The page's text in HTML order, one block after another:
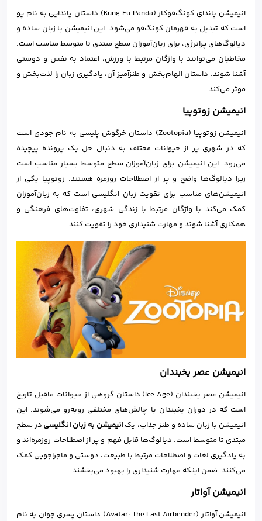
انیمیشن پاندای کونگ‌فوکار (Kung Fu Panda) داستان پاندایی به نام پو
است که تبدیل به قهرمان کونگ‌فو می‌شود. این انیمیشن با زبان ساده و
دیالوگ‌های پرانرژی، برای زبان‌آموزان سطح مبتدی تا متوسط مناسب است.
مخاطبان می‌توانند با واژگان مرتبط با ورزش، اعتماد به نفس و دوستی
آشنا شوند. داستان الهام‌بخش و طنزآمیز آن، یادگیری زبان را لذت‌بخش و
موثر می‌کند.
انیمیشن زوتوپیا
انیمیشن زوتوپیا (Zootopia) داستان خرگوش پلیسی به نام جودی است
که در شهری پر از حیوانات مختلف به دنبال حل یک پرونده پیچیده
می‌رود. این انیمیشن برای زبان‌آموزان سطح متوسط بسیار مناسب است
زیرا دیالوگ‌ها واضح و پر از اصطلاحات روزمره هستند. زوتوپیا یکی از
انیمیشن‌های مناسب برای تقویت زبان انگلیسی است که به زبان‌آموزان
کمک می‌کند با واژگان مرتبط با زندگی شهری، تفاوت‌های فرهنگی و
همکاری آشنا شوند و مهارت شنیداری خود را تقویت کنند.
انیمیشن عصر یخبندان
انیمیشن عصر یخبندان (Ice Age) داستان گروهی از حیوانات ماقبل تاریخ
است که در دوران یخبندان با چالش‌های مختلفی روبه‌رو می‌شوند. این
انیمیشن با زبان ساده و طنز جذاب، یکانیمیشن به زبان انگلیسی در سطح
مبتدی تا متوسط است. دیالوگ‌ها قابل فهم و پر از اصطلاحات روزمره‌اند و
به یادگیری لغات و اصطلاحات مرتبط با طبیعت، دوستی و ماجراجویی کمک
می‌کنند، ضمن اینکه مهارت شنیداری را بهبود می‌بخشند.
انیمیشن آواتار
انیمیشن آواتار (Avatar: The Last Airbender) داستان پسری جوان به نام